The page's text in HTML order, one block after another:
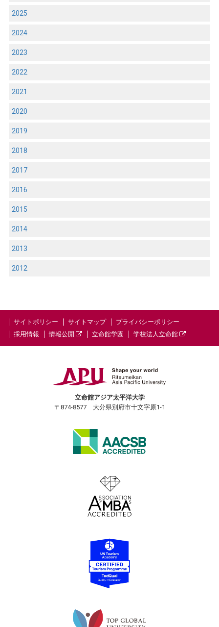
2025
2024
2023
2022
2021
2020
2019
2018
2017
2016
2015
2014
2013
2012
サイトポリシー サイトマップ
プライバシーポリシー
採用情報
情報公開 立命館学園 学校法人立命館
立命館アジア太平洋大学
〒874-8577 大分県別府市十文字原1-1